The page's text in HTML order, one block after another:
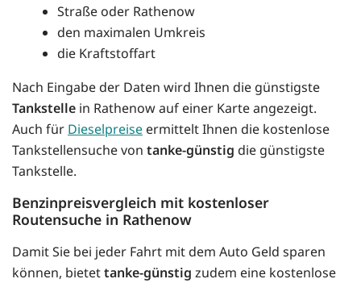
Straße oder Rathenow
den maximalen Umkreis
die Kraftstoffart
Nach Eingabe der Daten wird Ihnen die günstigste
Tankstelle in Rathenow auf einer Karte angezeigt.
Auch für Dieselpreise ermittelt Ihnen die kostenlose
Tankstellensuche von tanke-günstig die günstigste
Tankstelle.
Benzinpreisvergleich mit kostenloser
Routensuche in Rathenow
Damit Sie bei jeder Fahrt mit dem Auto Geld sparen
können, bietettanke-günstig zudem eine kostenlose